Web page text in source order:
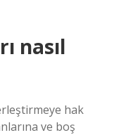
nasıl
hak
ve boş